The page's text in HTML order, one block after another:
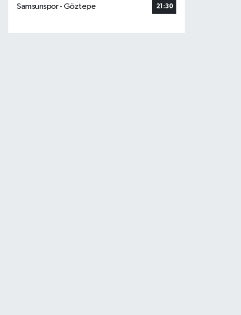
Samsunspor - Göztepe
21:30